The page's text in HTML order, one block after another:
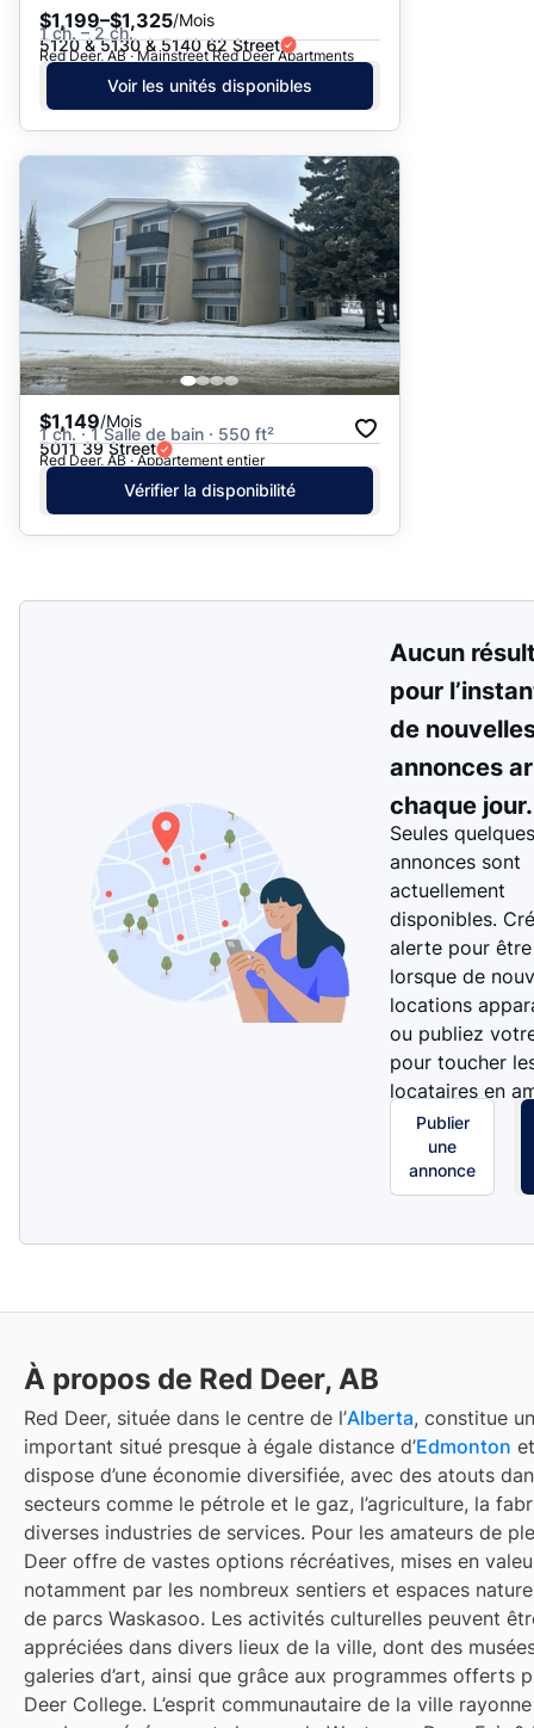
$1,199–$1,325/Mois
1 ch. – 2 ch.
5120 & 5130 & 5140 62 Street
Red Deer, AB · Mainstreet Red Deer Apartments
Voir les unités disponibles
$1,149/Mois
1 ch. · 1 Salle de bain · 550 ft²
5011 39 Street
Red Deer, AB · Appartement entier
Vérifier la disponibilité
Aucun
pour
de
annonces
chaque jour.
Seules quelques
annonces sont
actuellement
disponibles.
alerte pour
lorsque de
locations
ou publiez
pour toucher
locataires en
Publier
une
annonce
À propos de Red Deer, AB
Red Deer, située dans le centre de l’Alberta, constitue
important situé presque à égale distance d’Edmonton
dispose d’une économie diversifiée, avec des atouts
secteurs comme le pétrole et le gaz, l’agriculture, la
diverses industries de services. Pour les amateurs de
Deer offre de vastes options récréatives, mises en
notamment par les nombreux sentiers et espaces
de parcs Waskasoo. Les activités culturelles peuvent
appréciées dans divers lieux de la ville, dont des
galeries d’art, ainsi que grâce aux programmes offerts
Deer College. L’esprit communautaire de la ville